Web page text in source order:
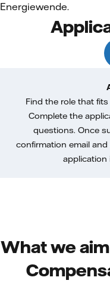
Energiewende.
Find the role that
Complete the
questions. Once
confirmation email
application
What we